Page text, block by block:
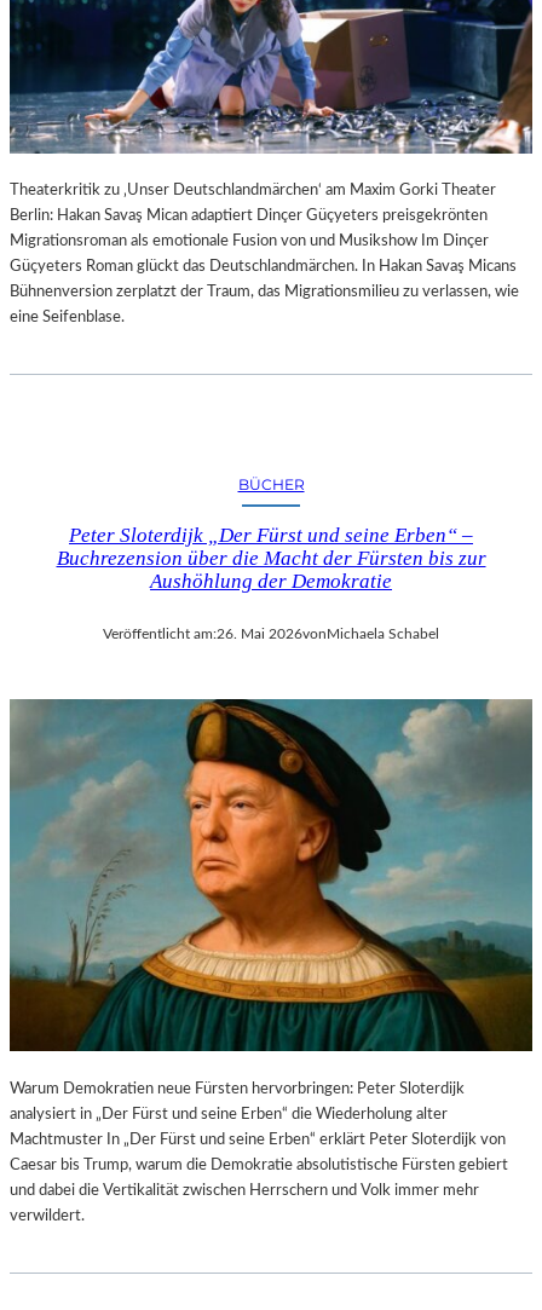
Theaterkritik zu ‚Unser Deutschlandmärchen‘ am Maxim Gorki Theater
Berlin: Hakan Savaş Mican adaptiert Dinçer Güçyeters preisgekrönten
Migrationsroman als emotionale Fusion von und Musikshow Im Dinçer
Güçyeters Roman glückt das Deutschlandmärchen. In Hakan Savaş Micans
Bühnenversion zerplatzt der Traum, das Migrationsmilieu zu verlassen, wie
eine Seifenblase.
BÜCHER
Peter Sloterdijk „Der Fürst und seine Erben“ –
Buchrezension über die Macht der Fürsten bis zur
Aushöhlung der Demokratie
Veröffentlicht am:26. Mai 2026vonMichaela Schabel
Warum Demokratien neue Fürsten hervorbringen: Peter Sloterdijk
analysiert in „Der Fürst und seine Erben“ die Wiederholung alter
Machtmuster In „Der Fürst und seine Erben“ erklärt Peter Sloterdijk von
Caesar bis Trump, warum die Demokratie absolutistische Fürsten gebiert
und dabei die Vertikalität zwischen Herrschern und Volk immer mehr
verwildert.